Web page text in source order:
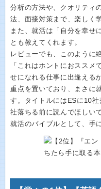
分析の方法や、クオリティ
法、面接対策まで、楽しく
また、就活は「自分を幸せ
とも教えてくれます。
レビューでも、このように
「これはホントにおスス
せになれる仕事に出逢える
重点を置いており、まさに
す。タイトルにはESに10
社落ちる前に読んでほしい
就活のバイブルとして、手